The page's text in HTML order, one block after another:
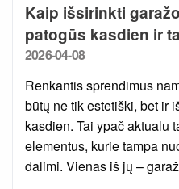
Kaip išsirinkti
patogūs kasdien ir
Posted
2026-04-08
Renkantis sprendimus
būtų ne tik estetiški, bet ir
kasdien. Tai ypač aktualu
elementus, kurie tampa
dalimi. Vienas iš jų –